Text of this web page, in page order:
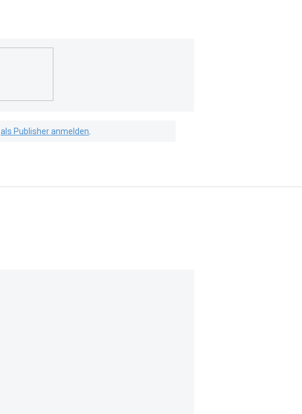
als Publisher anmelden